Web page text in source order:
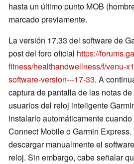
hasta un último punto MOB
marcado previamente.
La versión 17.33 del software de
post del foro oficial https://
fitness/healthandwellness/f/venu-
software-version---17-33. A
captura de pantalla de las notas
usuarios del reloj inteligente
instalarlo automáticamente
Connect Mobile o Garmin
descargar manualmente el
reloj. Sin embargo, cabe señalar